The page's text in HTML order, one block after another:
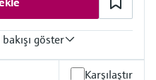
göster
Karşılaştır